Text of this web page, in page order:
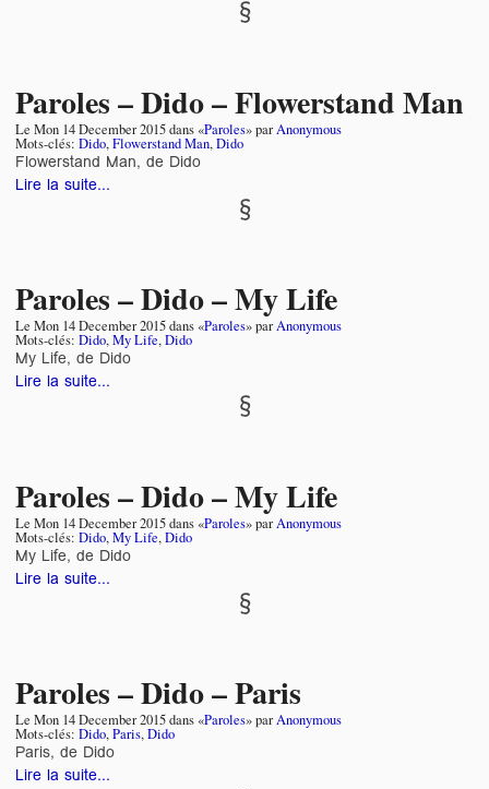
Paroles – Dido – Flowerstand Man
Le Mon 14 December 2015dans «Paroles» parAnonymous
Mots-clés: Dido,Flowerstand Man,Dido
Flowerstand Man, de Dido
Lire la suite...
Paroles – Dido – My Life
Le Mon 14 December 2015dans «Paroles» parAnonymous
Mots-clés: Dido,My Life,Dido
My Life, de Dido
Lire la suite...
Paroles – Dido – My Life
Le Mon 14 December 2015dans «Paroles» parAnonymous
Mots-clés: Dido,My Life,Dido
My Life, de Dido
Lire la suite...
Paroles – Dido – Paris
Le Mon 14 December 2015dans «Paroles» parAnonymous
Mots-clés: Dido,Paris,Dido
Paris, de Dido
Lire la suite...